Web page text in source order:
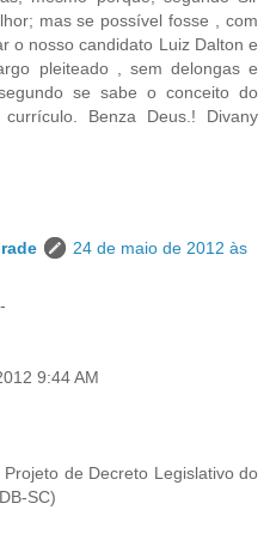
mas se possível fosse , com
o nosso candidato Luiz Dalton e
pleiteado , sem delongas e
se sabe o conceito do
Benza Deus.! Divany
24 de maio de 2012 às
9:44 AM
de Decreto Legislativo do
SC)